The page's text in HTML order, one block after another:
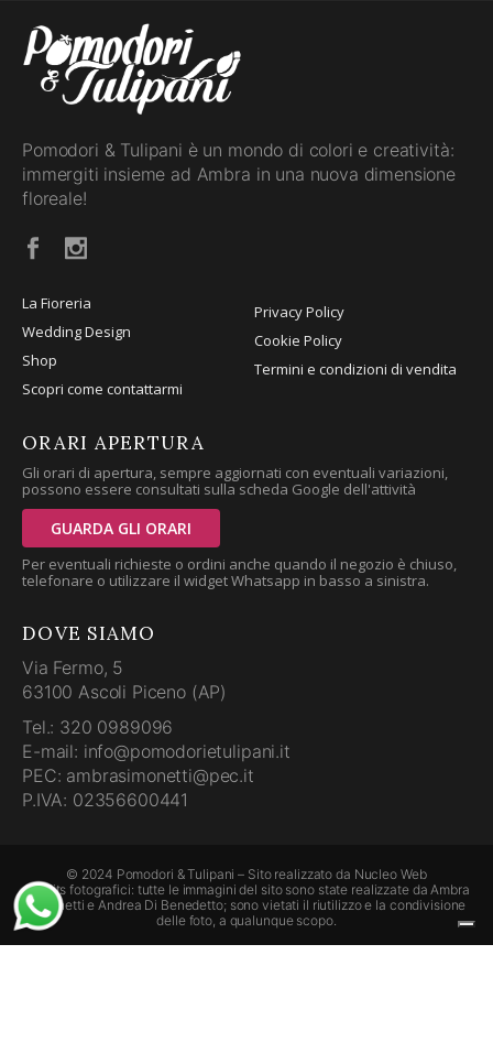
Pomodori & Tulipani è un mondo di colori e creatività:
immergiti insieme ad Ambra in una nuova dimensione
floreale!
La Fioreria
Wedding Design
Shop
Scopri come contattarmi
Privacy Policy
Cookie Policy
Termini e condizioni di vendita
ORARI APERTURA
Gli orari di apertura, sempre aggiornati con eventuali variazioni,
possono essere consultati sulla scheda Google dell'attività
GUARDA GLI ORARI
Per eventuali richieste o ordini anche quando il negozio è chiuso,
telefonare o utilizzare il widget Whatsapp in basso a sinistra.
DOVE SIAMO
Via Fermo, 5
63100 Ascoli Piceno (AP)
Tel.: 320 0989096
E-mail: info@pomodorietulipani.it
PEC: ambrasimonetti@pec.it
P.IVA: 02356600441
© 2024 Pomodori & Tulipani – Sito realizzato da Nucleo Web
Credits fotografici: tutte le immagini del sito sono state realizzate da Ambra
Simonetti e Andrea Di Benedetto; sono vietati il riutilizzo e la condivisione
delle foto, a qualunque scopo.